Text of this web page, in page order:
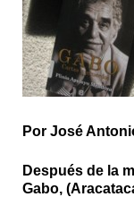
Por José
Después de la
Gabo,